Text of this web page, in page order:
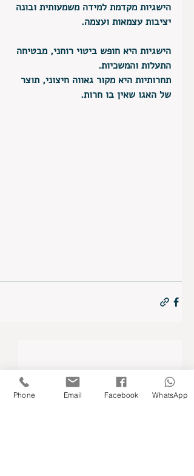
הישגיות מקדמת למידה משמעותית ובונה
יציבות עצמאות ועצמה.
הישגיות היא חופש ביטוי רוחני, מבטיחה
התעלות והמשכיות.
תחרותיות היא מקור גאווה חיצוני, תוצר
של האגו שאין בו חרות.
Phone Email Facebook WhatsApp